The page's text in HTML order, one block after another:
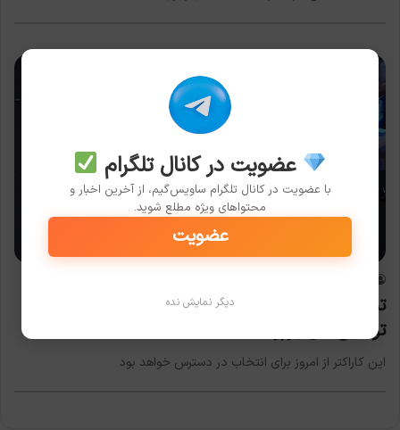
توانایی‌های یورو
این کاراکتر از امروز برای انتخاب در دسترس خواهد بود
عضویت در کانال تلگرام
با عضویت در کانال تلگرام ساویس‌گیم، از آخرین اخبار و
محتواهای ویژه مطلع شوید.
عضویت
دیگر نمایش نده